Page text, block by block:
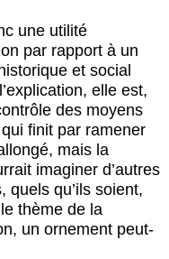
une utilité
par rapport à un
et social
elle est,
des moyens
finit par ramener
mais la
imaginer d’autres
quels qu’ils soient,
thème de la
un ornement peut-